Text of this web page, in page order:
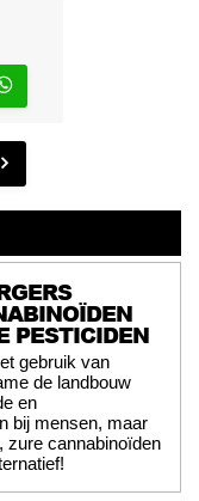
PESTICIDEN
gebruik van
de landbouw
en
bij mensen, maar
zure cannabinoïden